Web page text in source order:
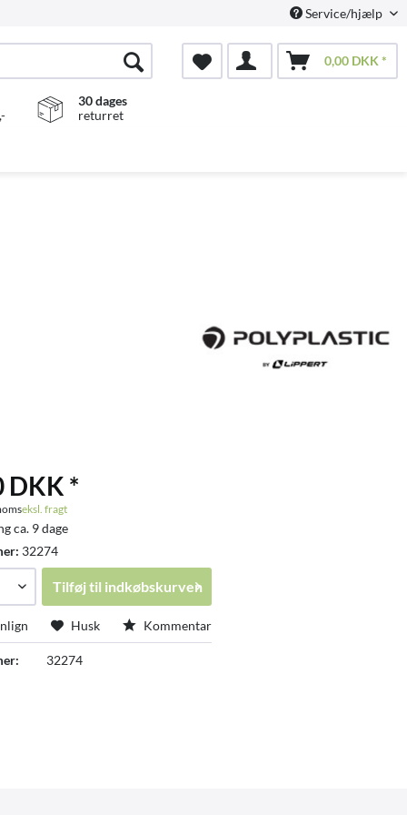
Service/hjælp
0,00 DKK *
30 dages
returret
DKK *
eksl. fragt
ca. 9 dage
32274
Tilføj til indkøbskurven
Husk Kommentar
32274